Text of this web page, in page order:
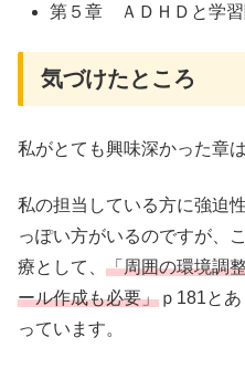
第５章 ＡＤＨＤと学
気づけたところ
私がとても興味深かった章
私の担当している方に強迫
っぽい方がいるのですが、
療として、 「周囲の環境調
ール作成も必要」 ｐ181と
っています。